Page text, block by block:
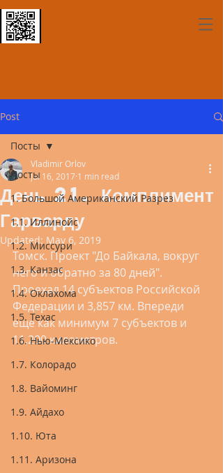
Post
Посты
1. Большой Американский Разрез
1.1. Иллинойс
1.2. Миссури
1.3. Канзас
1.4. Оклахома
1.5. Техас
1.6. Нью-Мексико
1.7. Колорадо
1.8. Вайоминг
1.9. Айдахо
1.10. Юта
1.11. Аризона
Посты
День 21. Комплимент
Гарварду
Vladimir Orlov
Jul 16, 2017 1 min read
Updated: May 6, 2019
Томск. Проект "До Байкала, вокруг
него и обратно за 80 дней".
Проехал 14 субъектов Российской
Федерации и 3,857 км. Впереди
еще как минимум 7 субъектов и
11,200 километров.